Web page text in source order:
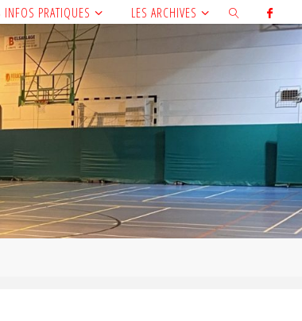
INFOS PRATIQUES LES ARCHIVES